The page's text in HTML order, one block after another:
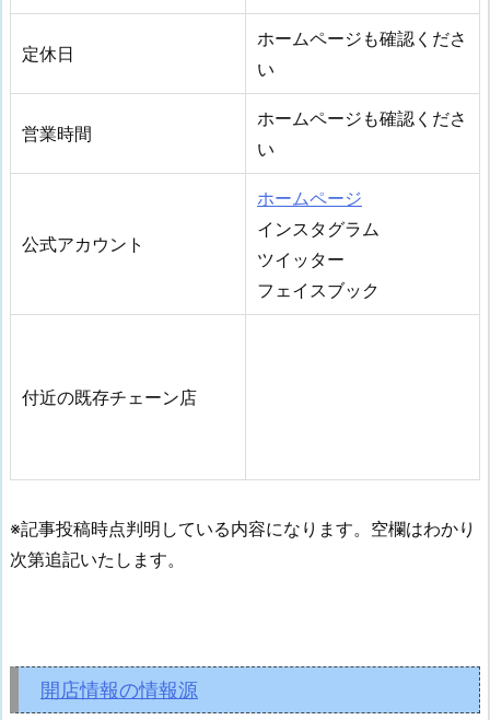
定休日
ホームページも確認くださ
い
営業時間
ホームページも確認くださ
い
公式アカウント
ホームページ
インスタグラム
ツイッター
フェイスブック
付近の既存チェーン店
※記事投稿時点判明している内容になります。空欄はわかり
次第追記いたします。
開店情報の情報源